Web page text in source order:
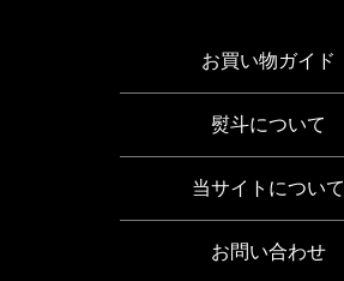
お買い物ガイド
熨斗について
当サイトについて
お問い合わせ